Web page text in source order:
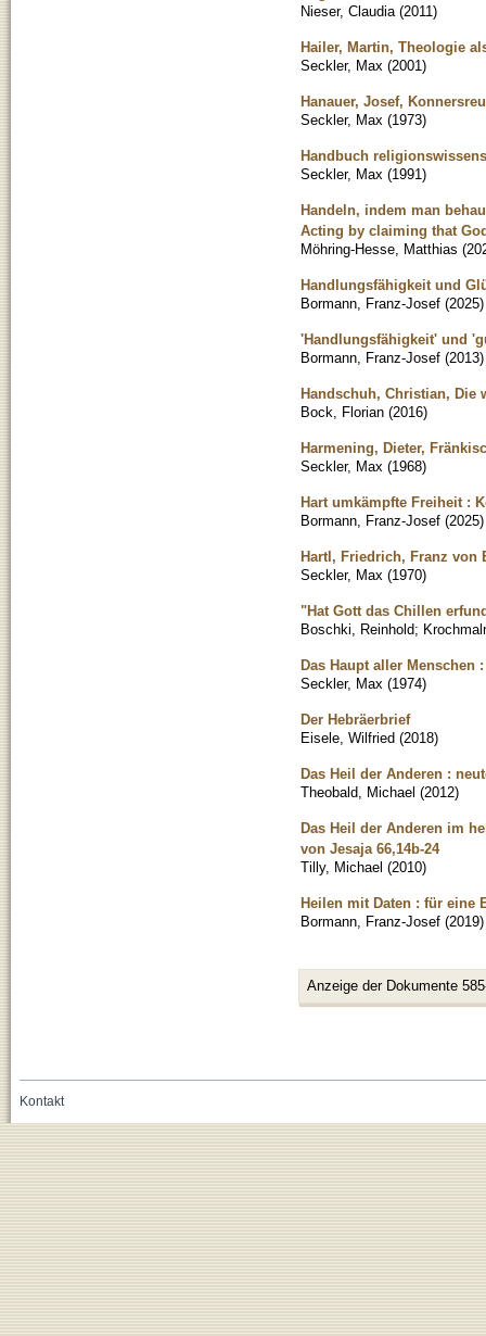
Nieser, Claudia (2011)
Hailer, Martin, Theologie
Seckler, Max (2001)
Hanauer, Josef,
Seckler, Max (1973)
Handbuch
Seckler, Max (1991)
Handeln, indem man
Acting by claiming that
Möhring-Hesse, Matthias (
Handlungsfähigkeit und
Bormann, Franz-Josef (2025)
'Handlungsfähigkeit' und
Bormann, Franz-Josef (2013)
Handschuh, Christian, Die
Bock, Florian (2016)
Harmening, Dieter,
Seckler, Max (1968)
Hart umkämpfte Freiheit :
Bormann, Franz-Josef (2025)
Hartl, Friedrich, Franz von
Seckler, Max (1970)
"Hat Gott das Chillen
Boschki, Reinhold;
Das Haupt aller Menschen
Seckler, Max (1974)
Der Hebräerbrief
Eisele, Wilfried (2018)
Das Heil der Anderen :
Theobald, Michael (2012)
Das Heil der Anderen im
von Jesaja 66,14b-24
Tilly, Michael (2010)
Heilen mit Daten : für eine
Bormann, Franz-Josef (2019)
Anzeige der Dokumente
Kontakt